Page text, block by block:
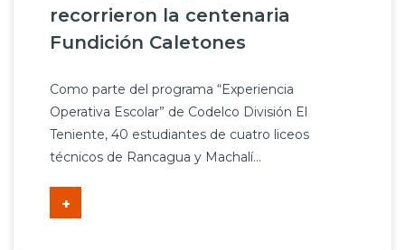
recorrieron la centenaria
Fundición Caletones
Como parte del programa “Experiencia
Operativa Escolar” de Codelco División El
Teniente, 40 estudiantes de cuatro liceos
técnicos de Rancagua y Machalí...
+